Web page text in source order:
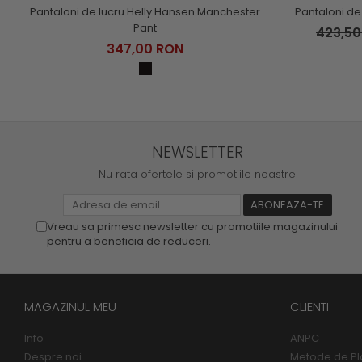
Pantaloni de lucru Helly Hansen Manchester
Pant
347,00 RON
Pantaloni
NEWSLETTER
Nu rata ofertele si promotiile noastre
Vreau sa primesc newsletter cu promotiile magazinului
pentru a beneficia de reduceri.
MAGAZINUL MEU
Info
Despre noi
CLIENTI
ANPC
Metode de